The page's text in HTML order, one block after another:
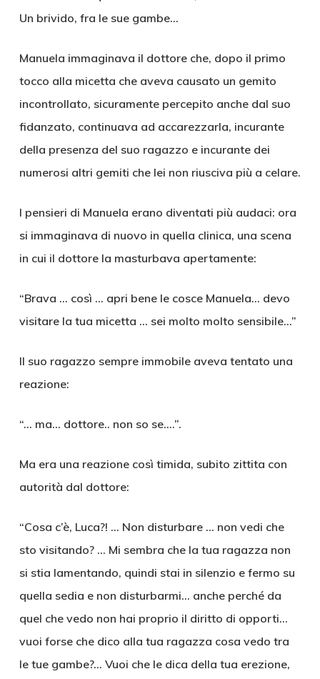
Un brivido, fra le sue gambe…
Manuela immaginava il dottore che, dopo il primo
tocco alla micetta che aveva causato un gemito
incontrollato, sicuramente percepito anche dal suo
fidanzato, continuava ad accarezzarla, incurante
della presenza del suo ragazzo e incurante dei
numerosi altri gemiti che lei non riusciva più a celare.
I pensieri di Manuela erano diventati più audaci: ora
si immaginava di nuovo in quella clinica, una scena
in cui il dottore la masturbava apertamente:
“Brava … così … apri bene le cosce Manuela… devo
visitare la tua micetta … sei molto molto sensibile…”
Il suo ragazzo sempre immobile aveva tentato una
reazione:
“… ma… dottore.. non so se….”.
Ma era una reazione così timida, subito zittita con
autorità dal dottore:
“Cosa c’è, Luca?! … Non disturbare … non vedi che
sto visitando? … Mi sembra che la tua ragazza non
si stia lamentando, quindi stai in silenzio e fermo su
quella sedia e non disturbarmi… anche perché da
quel che vedo non hai proprio il diritto di opporti…
vuoi forse che dico alla tua ragazza cosa vedo tra
le tue gambe?… Vuoi che le dica della tua erezione,